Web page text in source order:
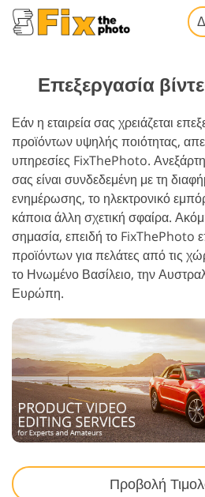
Επεξεργασία
Εάν η εταιρεία σας χρειάζεται
προϊόντων υψηλής ποιότητας,
υπηρεσίες FixThePhoto.
σας είναι συνδεδεμένη με τη
ενημέρωσης, το ηλεκτρονικό
κάποια άλλη σχετική σφαίρα.
σημασία, επειδή το FixThePhoto
προϊόντων για πελάτες από τις
το Ηνωμένο Βασίλειο, την
Ευρώπη.
Προβολή